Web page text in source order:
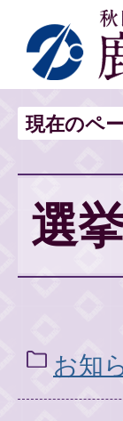
現在のペ
選
お知